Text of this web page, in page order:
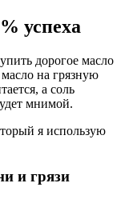
успеха
дорогое масло
на грязную
а соль
мнимой.
я использую
и грязи